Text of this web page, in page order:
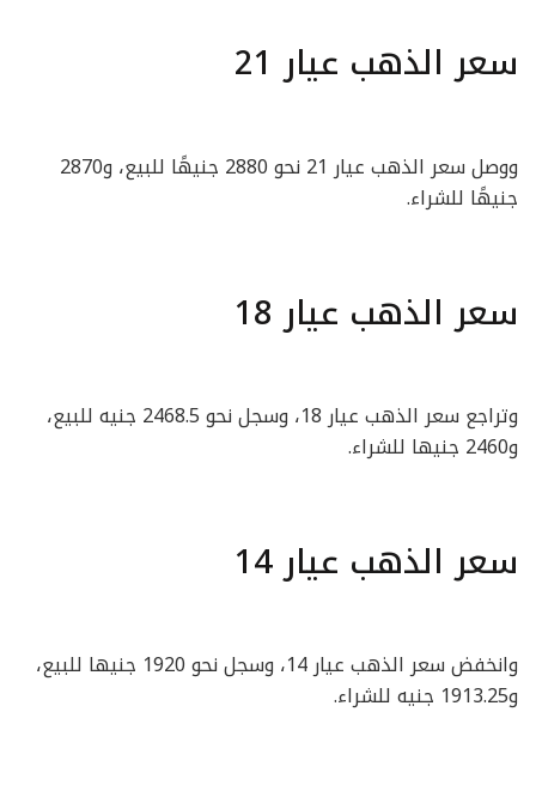
سعر الذهب عيار 21
ووصل سعر الذهب عيار 21 نحو 2880 جنيهًا للبيع، و2870
جنيهًا للشراء.
سعر الذهب عيار 18
وتراجع سعر الذهب عيار 18، وسجل نحو 2468.5 جنيه للبيع،
و2460 جنيها للشراء.
سعر الذهب عيار 14
وانخفض سعر الذهب عيار 14، وسجل نحو 1920 جنيها للبيع،
و1913.25 جنيه للشراء.